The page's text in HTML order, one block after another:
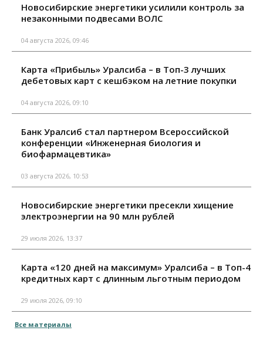
Новосибирские энергетики усилили контроль за
незаконными подвесами ВОЛС
04 августа 2026, 09:46
Карта «Прибыль» Уралсиба – в Топ-3 лучших
дебетовых карт с кешбэком на летние покупки
04 августа 2026, 09:10
Банк Уралсиб стал партнером Всероссийской
конференции «Инженерная биология и
биофармацевтика»
03 августа 2026, 10:53
Новосибирские энергетики пресекли хищение
электроэнергии на 90 млн рублей
29 июля 2026, 13:37
Карта «120 дней на максимум» Уралсиба – в Топ-4
кредитных карт с длинным льготным периодом
29 июля 2026, 09:10
Все материалы